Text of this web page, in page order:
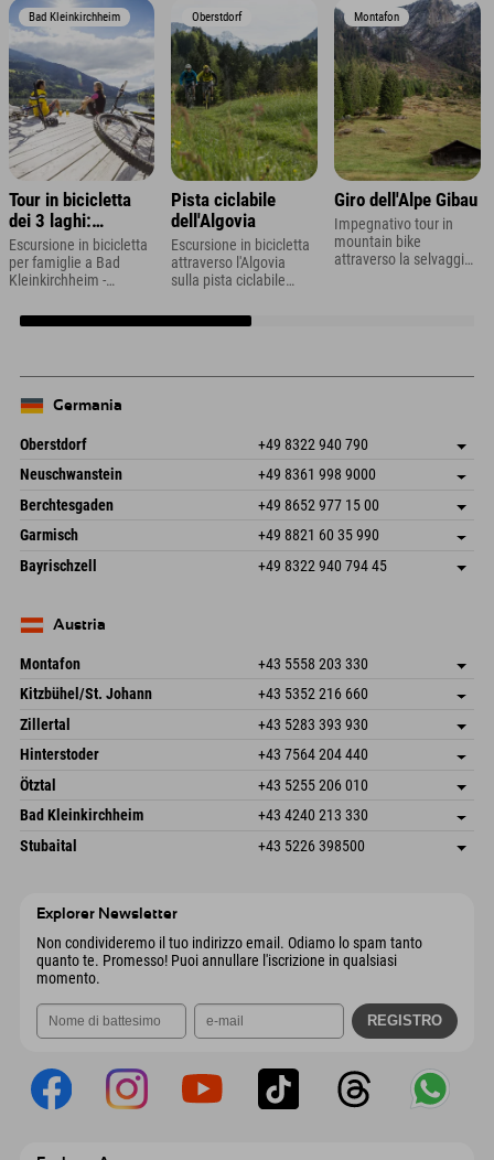
Bad Kleinkirchheim
Tour in bicicletta
dei 3 laghi:
perfetto per le
famiglie
Escursione in bicicletta
per famiglie a Bad
Kleinkirchheim -
Carinzia
Oberstdorf
Pista ciclabile
dell'Algovia
Escursione in bicicletta
attraverso l'Algovia
sulla pista ciclabile
Montafon
Giro dell'Alpe Gibau
Impegnativo tour in
mountain bike
attraverso la selvaggia
Germania
Oberstdorf +49 8322 940 790
An der Breitach 3
Germania
Salva indirizzo
Prenotazione
Neuschwanstein +49 8361 998 9000
An der Riese 45
87484 Nesselwang im Allgäu
Germania
Salva indirizzo
Prenotazione
Berchtesgaden +49 8652 977 15 00
Hofreitstr. 7
Germania
Salva indirizzo
Prenotazione
Garmisch +49 8821 60 35 990
Frickenstraße 22
82490 Farchant
Salva indirizzo
Bayrischzell +49 8322 940 794 45
Germania
Austria
Montafon +43 5558 203 330
Dorfstr. 127b
6793 Gaschurn/Montafon
Austria
Salva indirizzo
Prenotazione
Kitzbühel/St. Johann +43 5352 216 660
Speckbacherstraße 87
Austria
Salva indirizzo
Prenotazione
Zillertal +43 5283 393 930
Schmiedau 2
Austria
Salva indirizzo
Prenotazione
Hinterstoder +43 7564 204 440
Freizeitpark 10
Austria
Salva indirizzo
Prenotazione
Ötztal +43 5255 206 010
Gscheat 14
Austria
Salva indirizzo
Prenotazione
Bad Kleinkirchheim +43 4240 213 330
Dorfstraße 24
Salva indirizzo
Stubaital +43 5226 398500
Explorer Newsletter
Non condivideremo il tuo indirizzo email. Odiamo lo spam tanto
quanto te. Promesso! Puoi annullare l'iscrizione in qualsiasi
momento.